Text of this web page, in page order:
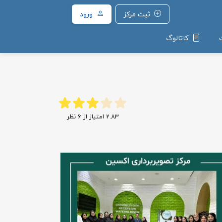
ثبت مرکز
ورود
کاتالوگ
2.83 امتیاز از 6نظر